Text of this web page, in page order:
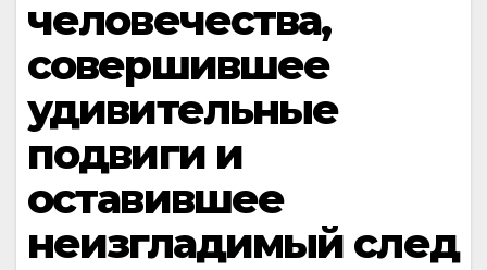
человечества,
совершившее
удивительные
подвиги и
оставившее
неизгладимый след